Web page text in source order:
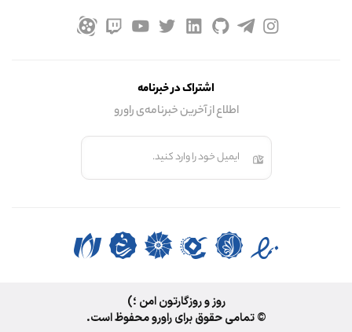
اشتراک در خبرنامه
اطلاع از آخرین خبرنامه‌ی راورو
ایمیل خود را وارد کنید.
روز و روزگارتون امن ؛)
© تمامی حقوق برای راورو محفوظ است.